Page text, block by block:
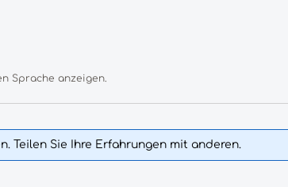
Sprache anzeigen.
Teilen Sie Ihre Erfahrungen mit anderen.